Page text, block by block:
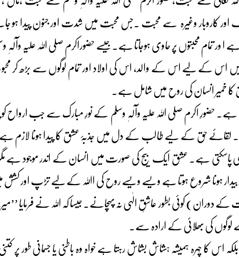
اور کاروبار وغیرہ سے محبت ۔جس محبت میں شدت اور جنون پیدا ہو
ہے ا ور تمام محبتوں پر حاوی ہوجاتا ہے۔ جیسے حضوراکرم صلی اللہ علیہ
لیے اس کے والد، اس کی اولاد اور تمام لوگوں سے بڑھ کر
خمیر انسان کی روح میں شامل ہے۔
اکرم صلی اللہ علیہ وآلہٖ وسلم کے نورِ مبارک سے جب ارواح کو پیدا
لقائے حق کے لیے طالب کے دل میں جذبۂ عشق کا پیدا ہونا لازم
پاسکتی ہے۔ عشق ایک بیج کی صورت میں انسان کے اندر موجود ہے مگر
ہونا شروع ہوتا ہے ویسے ویسے روح کی اﷲ کے لیے تڑپ اور کشش میں
دوران) کوئی بطور عاشقِ الٰہی نہ پہچانے۔ جیسا کہ اللہ نے فرمایا
ہے لوگوں کی بھلائی کے ارادہ سے۔
اس کا چہرہ ہمیشہ ہشاش بشاش رہتا ہے خواہ وہ باطنی یا جسمانی طور پر